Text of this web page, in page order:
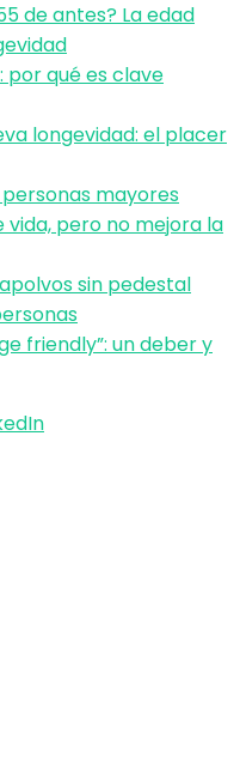
de antes? La edad
por qué es clave
longevidad: el placer
mayores
pero no mejora la
sin pedestal
friendly”: un deber y